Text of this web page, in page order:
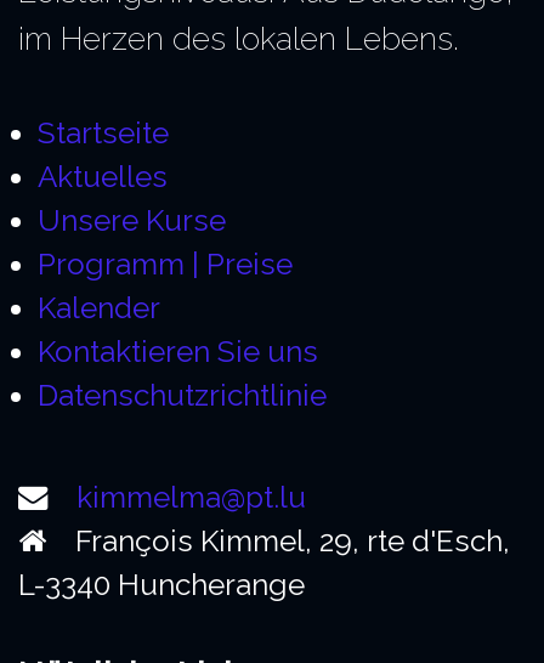
im Herzen des lokalen Lebens.
Startseite
Aktuelles
Unsere Kurse
Programm | Preise
Kalender
Kontaktieren Sie uns
Datenschutzrichtlinie
kimmelma@pt.lu
François Kimmel, 29, rte d'Esch,
L-3340 Huncherange